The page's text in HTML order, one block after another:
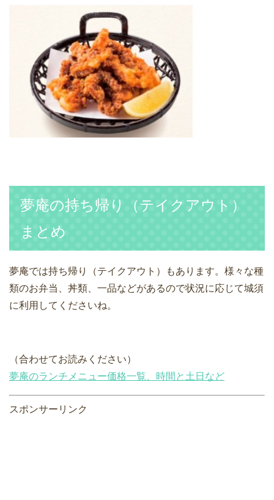
夢庵の持ち帰り（テイクアウト）
まとめ
夢庵では持ち帰り（テイクアウト）もあります。様々な種
類のお弁当、丼類、一品などがあるので状況に応じて城須
に利用してくださいね。
（合わせてお読みください）
夢庵のランチメニュー価格一覧、時間と土日など
スポンサーリンク